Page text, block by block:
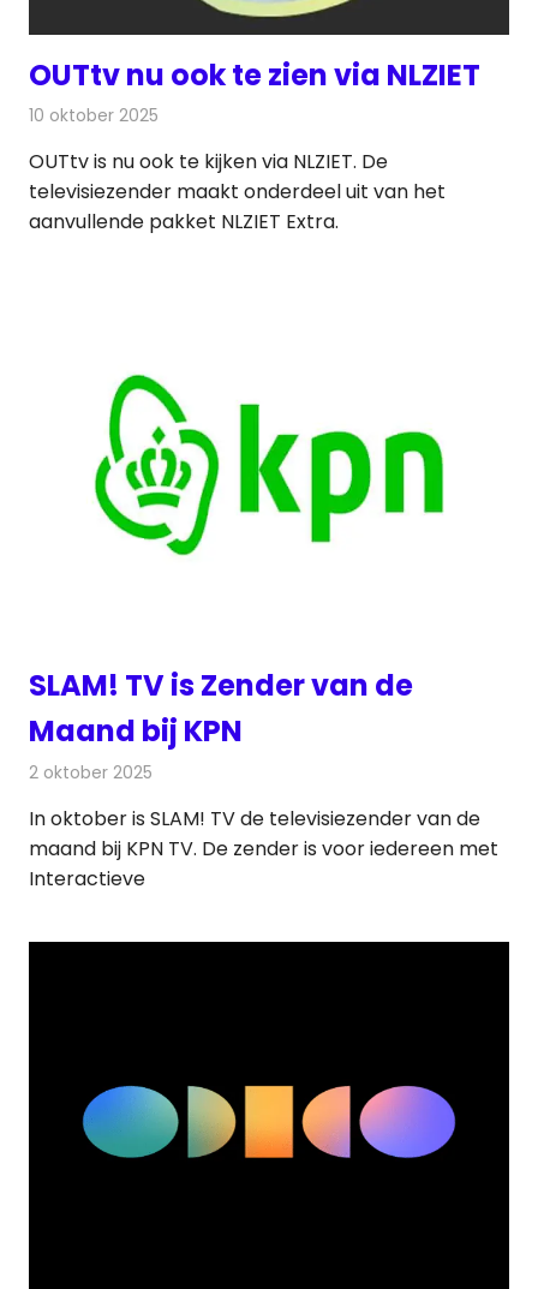
OUTtv nu ook te zien via NLZIET
10 oktober 2025
OUTtv is nu ook te kijken via NLZIET. De
televisiezender maakt onderdeel uit van het
aanvullende pakket NLZIET Extra.
SLAM! TV is Zender van de
Maand bij KPN
2 oktober 2025
In oktober is SLAM! TV de televisiezender van de
maand bij KPN TV. De zender is voor iedereen met
Interactieve